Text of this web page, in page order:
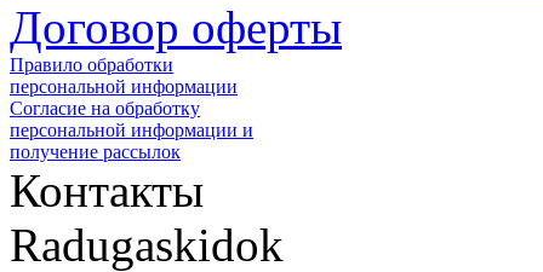
Договор оферты
Правило обработки
персональной информации
Согласие на обработку
персональной информации и
получение рассылок
Контакты
Radugaskidok